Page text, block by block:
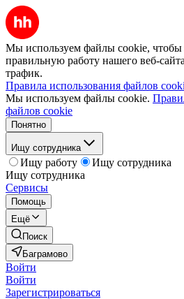
Мы используем файлы cookie, чтобы
правильную работу нашего веб-
трафик.
Правила использования файлов
Мы используем файлы cookie.
файлов cookie
Понятно
Ищу сотрудника
Ищу работу
Ищу сотрудника
Ищу сотрудника
Сервисы
Помощь
Ещё
Поиск
Баграмово
Войти
Войти
Зарегистрироваться